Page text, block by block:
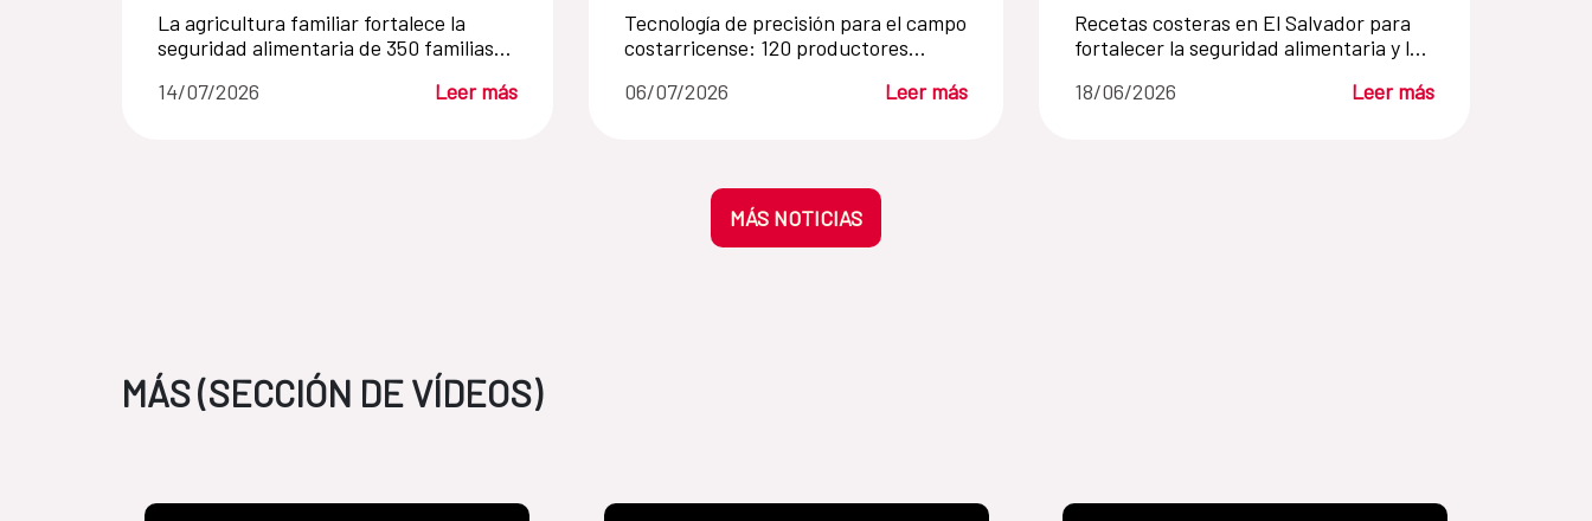
La agricultura familiar fortalece la
seguridad alimentaria de 350 familias
14/07/2026 Leer más
Tecnología de precisión para el campo
costarricense: 120 productores
innovación
06/07/2026 Leer más
Recetas costeras en El Salvador para
fortalecer la seguridad alimentaria y la
18/06/2026 Leer más
MÁS NOTICIAS
MÁS (SECCIÓN DE VÍDEOS)